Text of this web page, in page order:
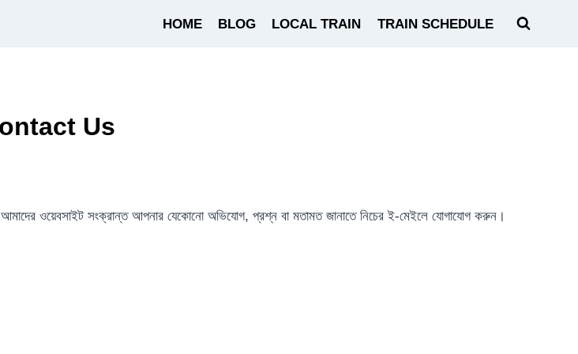
HOME BLOG LOCAL TRAIN TRAIN SCHEDULE
Us
ওয়েবসাইট সংক্রান্ত আপনার যেকোনো অভিযোগ, প্রশ্ন বা মতামত জানাতে নিচের ই-মেইলে যোগাযোগ করুন।